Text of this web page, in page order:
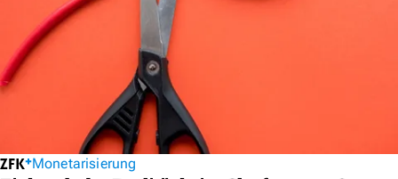
Monetarisierung